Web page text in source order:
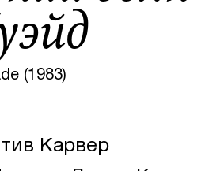
(1983)
Карвер